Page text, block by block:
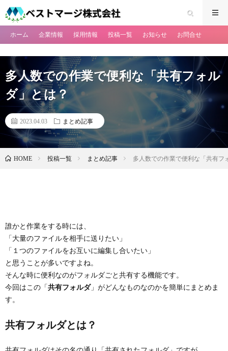
ホーム 企業情報 採用情報 投稿一覧 お知らせ お問合せ
多人数での作業で便利な「共有フォル
ダ」とは？
2023.04.03 まとめ記事
HOME 投稿一覧 まとめ記事 多人数での作業で便利な「共有フ
誰かと作業をする時には、
「大量のファイルを相手に送りたい」
「１つのファイルをお互いに編集し合いたい」
と思うことが多いですよね。
そんな時に便利なのがフォルダごと共有する機能です。
今回はこの「共有フォルダ」がどんなものなのかを簡単にまとめま
す。
共有フォルダとは？